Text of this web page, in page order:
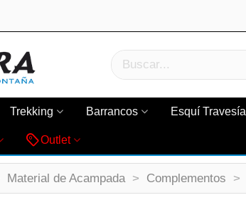
Trekking Barrancos Esquí Travesía
Outlet
Material de Acampada > Complementos >